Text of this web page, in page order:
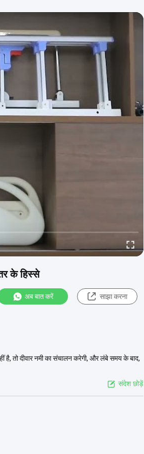
के हिस्से
अब बात करें साझा करना
है, तो दीवार नमी का संचालन करेगी, और लंबे समय के बाद,
संदेश छोड़ें